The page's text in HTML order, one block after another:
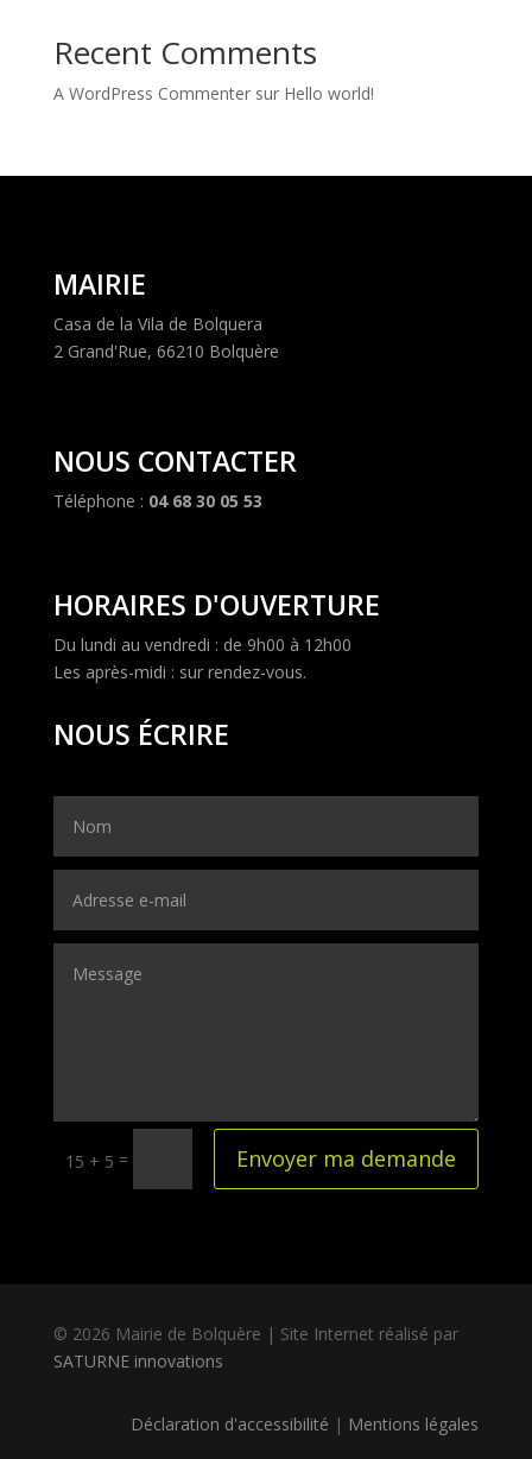
Recent Comments
A WordPress Commentersur Hello world!
MAIRIE
Casa de la Vila de Bolquera
2 Grand'Rue, 66210 Bolquère
NOUS CONTACTER
Téléphone : 04 68 30 05 53
HORAIRES D'OUVERTURE
Du lundi au vendredi : de 9h00 à 12h00
Les après-midi : sur rendez-vous.
NOUS ÉCRIRE
15 + 5 = Envoyer ma demande
© 2026 Mairie de Bolquère | Site Internet réalisé par
SATURNE innovations
Déclaration d'accessibilité | Mentions légales